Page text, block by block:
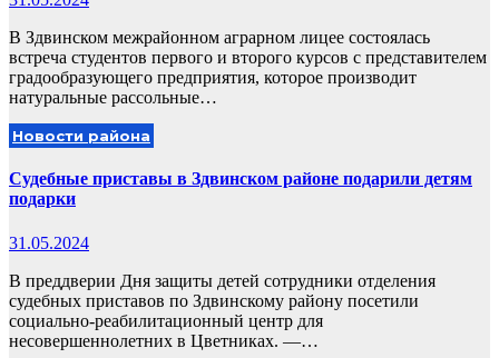
В Здвинском межрайонном аграрном лицее состоялась
встреча студентов первого и второго курсов с представителем
градообразующего предприятия, которое производит
натуральные рассольные…
Новости района
Судебные приставы в Здвинском районе подарили детям
подарки
31.05.2024
В преддверии Дня защиты детей сотрудники отделения
судебных приставов по Здвинскому району посетили
социально-реабилитационный центр для
несовершеннолетних в Цветниках. —…